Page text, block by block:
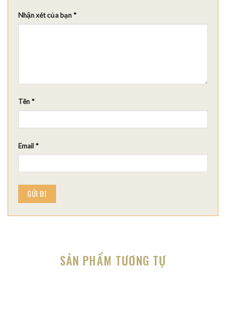
Nhận xét của bạn *
Tên *
Email *
SẢN PHẨM TƯƠNG TỰ